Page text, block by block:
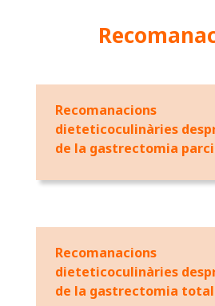
Recomanacions
dieteticoculinàries
de la gastrectomia
Recomanacions
dieteticoculinàries
de la gastrectomia total